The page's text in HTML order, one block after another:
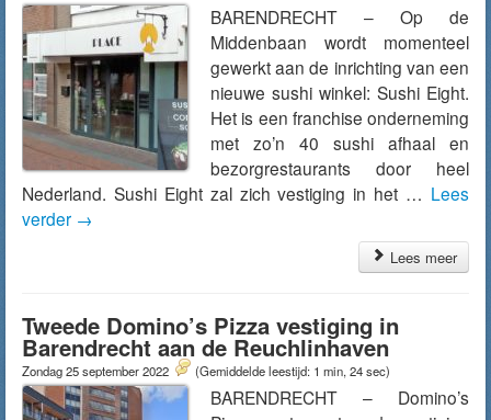
BARENDRECHT – Op de
Middenbaan wordt momenteel
gewerkt aan de inrichting van een
nieuwe sushi winkel: Sushi Eight.
Het is een franchise onderneming
met zo’n 40 sushi afhaal en
bezorgrestaurants door heel
Nederland. Sushi Eight zal zich vestiging in het … Lees
verder →
Lees meer
Tweede Domino’s Pizza vestiging in
Barendrecht aan de Reuchlinhaven
Zondag 25 september 2022 (Gemiddelde leestijd: 1 min, 24 sec)
BARENDRECHT – Domino’s